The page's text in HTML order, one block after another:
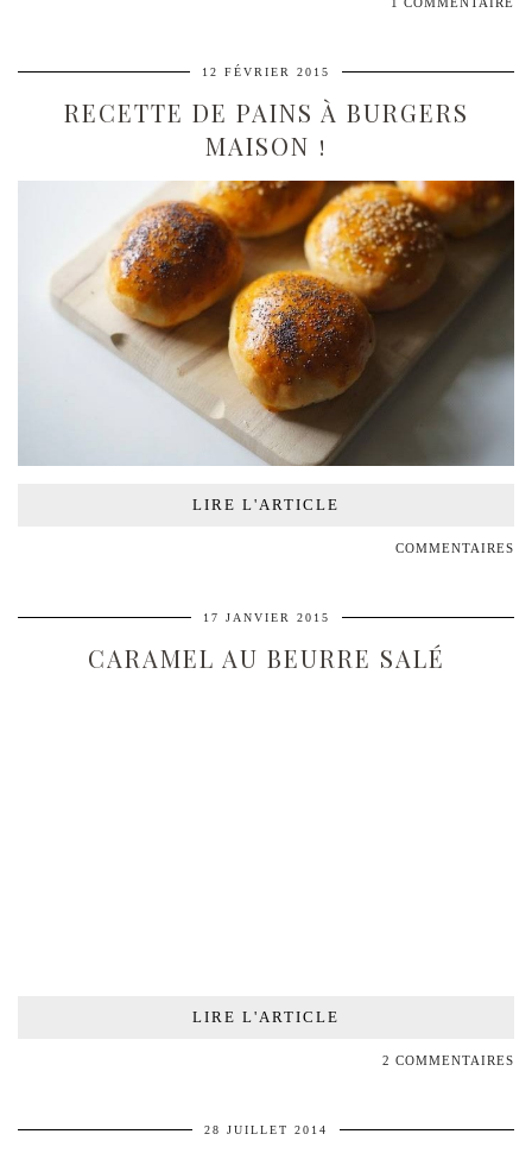
12 FÉVRIER 2015
RECETTE DE PAINS À BURGERS
MAISON !
LIRE L'ARTICLE
COMMENTAIRES
17 JANVIER 2015
CARAMEL AU BEURRE SALÉ
LIRE L'ARTICLE
2 COMMENTAIRES
28 JUILLET 2014